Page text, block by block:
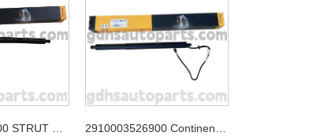
2910003527000 STRUT CONTERA CONTINENTAL PARA RANGE ROVER VELAR OE NO. LR178875 2910003526900 Continental Tailgate Strut para nuevo Range Rover Evoque Oe no. LR172984